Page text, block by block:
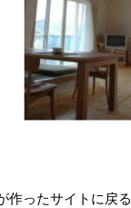
作ったサイトに戻る